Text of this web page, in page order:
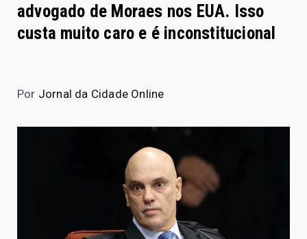
advogado de Moraes nos EUA. Isso
custa muito caro e é inconstitucional
Por Jornal da Cidade Online